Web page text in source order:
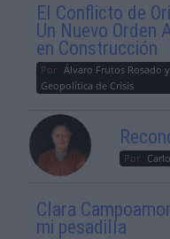
El Conflicto de
Un Nuevo Orden
en Construcción
Por Álvaro Frutos Rosado
Geopolítica de Crisis
Por
Clara
mi pesadilla